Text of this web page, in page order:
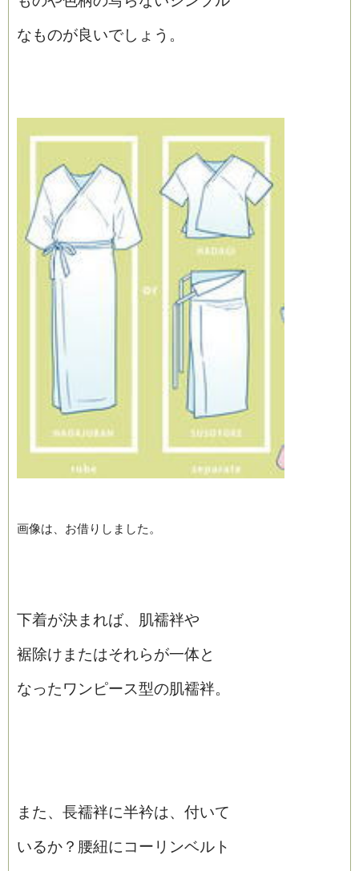
なものが良いでしょう。
画像は、お借りしました。
下着が決まれば、肌襦袢や
裾除けまたはそれらが一体と
なったワンピース型の肌襦袢。
また、長襦袢に半衿は、付いて
いるか？腰紐にコーリンベルト